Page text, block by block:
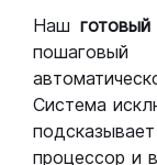
Нашготовый
Система
процессор и